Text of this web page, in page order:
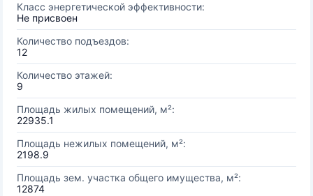
Класс энергетической эффективности:
Не присвоен
Количество подъездов:
12
Количество этажей:
9
Площадь жилых помещений, м²:
22935.1
Площадь нежилых помещений, м²:
2198.9
Площадь зем. участка общего имущества, м²:
12874